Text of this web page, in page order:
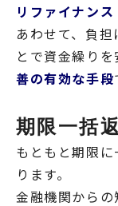
リファイナンス
あわせて、負
とで資金繰りを
善の有効な手段
期限一括
もともと期限
ります。
金融機関から